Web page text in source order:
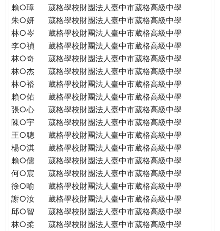
賴○璋
葳格學校財團法人臺中市葳格高級中學
朱○妍
葳格學校財團法人臺中市葳格高級中學
林○岑
葳格學校財團法人臺中市葳格高級中學
李○禎
葳格學校財團法人臺中市葳格高級中學
林○奇
葳格學校財團法人臺中市葳格高級中學
林○杰
葳格學校財團法人臺中市葳格高級中學
林○裕
葳格學校財團法人臺中市葳格高級中學
賴○佑
葳格學校財團法人臺中市葳格高級中學
張○心
葳格學校財團法人臺中市葳格高級中學
陳○宇
葳格學校財團法人臺中市葳格高級中學
王○聰
葳格學校財團法人臺中市葳格高級中學
楊○淇
葳格學校財團法人臺中市葳格高級中學
賴○儒
葳格學校財團法人臺中市葳格高級中學
何○宸
葳格學校財團法人臺中市葳格高級中學
徐○喻
葳格學校財團法人臺中市葳格高級中學
謝○汝
葳格學校財團法人臺中市葳格高級中學
邱○智
葳格學校財團法人臺中市葳格高級中學
林○柔
葳格學校財團法人臺中市葳格高級中學